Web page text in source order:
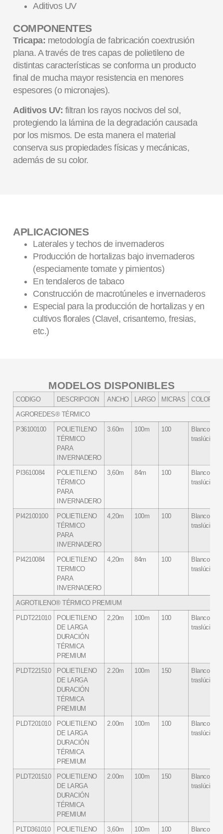
Aditivos UV
COMPONENTES
Tricapa: metodología de fabricación coextrusión
plana. A través de tres capas de polietileno de
distintas características se conforma un producto
final de mucha mayor resistencia en menores
espesores (o micronajes).
Aditivos UV: filtran los rayos nocivos del sol,
protegiendo la lámina de la degradación causada
por los mismos. De esta manera el material
conserva sus propiedades físicas y mecánicas,
además de su color.
APLICACIONES
Laterales y techos de invernaderos
Producción de hortalizas bajo invernaderos
(especiamente tomate y pimientos)
En tendaleros de tabaco
Construcción de macrotúneles e invernaderos
Especial para la producción de hortalizas y en
cultivos florales (Clavel, crisantemo, fresias,
etc.)
MODELOS DISPONIBLES
CODIGO DESCRIPCION ANCHO LARGO MICRAS
COLOR
AGROREDES® TÉRMICO
P36100100
POLIETILENO
TÉRMICO
PARA
INVERNADERO
3.60m 100m 100
Blanco
traslúcido
PI3610084
POLIETILENO
TÉRMICO
PARA
INVERNADERO
3,60m 84m 100
Blanco
traslúcido
PI42100100
POLIETILENO
TÉRMICO
PARA
INVERNADERO
4,20m 100m 100
Blanco
traslúcido
PI4210084
POLIETILENO
TERMICO
PARA
INVERNADERO
4,20m 84m 100
Blanco
traslúcido
AGROTILENO® TÉRMICO PREMIUM
PLDT221010
POLIETILENO
DE LARGA
DURACIÓN
TÉRMICA
PREMIUM
2,20m 100m 100
Blanco
traslúcido
PLDT221510
POLIETILENO
DE LARGA
DURACIÓN
TÉRMICA
PREMIUM
2.20m 100m 150
Blanco
traslúcido
PLDT201010
POLIETILENO
DE LARGA
DURACIÓN
TÉRMICA
PREMIUM
2.00m 100m 100
Blanco
traslúcido
PLDT201510
POLIETILENO
DE LARGA
DURACIÓN
TÉRMICA
PREMIUM
2.00m 100m 150
Blanco
traslúcido
PLTD361010 POLIETILENO 3,60m 100m 100 Blanco